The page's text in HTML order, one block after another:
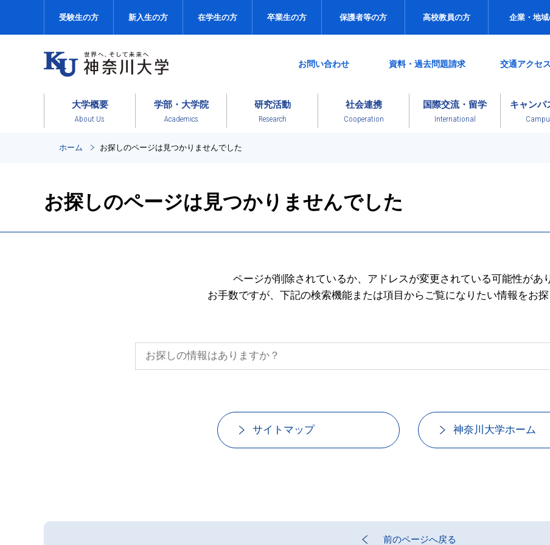
受験生の方 新入生の方 在学生の方 卒業生の方 保護者等の方 高校教員の方 企業・地
お問い合わせ 資料・過去問題請求 交通アクセス
大学概要
About Us
学部・大学院
Academics
研究活動
Research
社会連携
Cooperation
国際交流・留学
International
キャンパ
ホーム お探しのページは見つかりませんでした
お探しのページは見つかりませんでした
ページが削除されているか、アドレスが変更されている可能性があ
お手数ですが、下記の検索機能または項目からご覧になりたい情報をお探
サイトマップ 神奈川大学ホーム
前のページへ戻る